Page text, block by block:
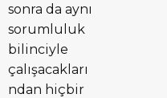
sonra da aynı
sorumluluk
bilinciyle
çalışacakları
ndan hiçbir